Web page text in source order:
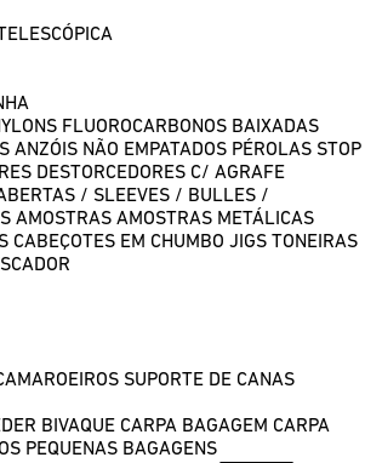
FLUOROCARBONOS BAIXADAS
ANZÓIS NÃO EMPATADOS PÉROLAS STOP
DESTORCEDORES C/ AGRAFE
/ SLEEVES / BULLES /
AMOSTRAS AMOSTRAS METÁLICAS
CABEÇOTES EM CHUMBO JIGS TONEIRAS
SUPORTE DE CANAS
BIVAQUE CARPA BAGAGEM CARPA
PEQUENAS BAGAGENS